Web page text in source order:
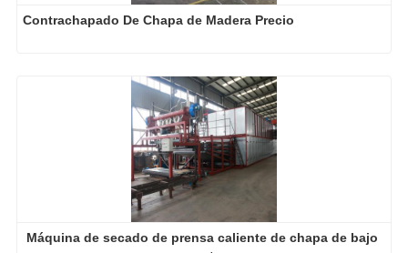
Contrachapado De Chapa de Madera Precio
Máquina de secado de prensa caliente de chapa de bajo